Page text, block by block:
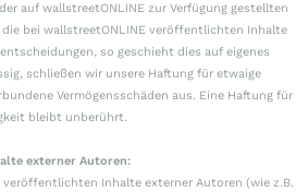
auf wallstreetONLINE zur Verfügung gestellten
bei wallstreetONLINE veröffentlichten Inhalte
so geschieht dies auf eigenes
schließen wir unsere Haftung für etwaige
Vermögensschäden aus. Eine Haftung für
bleibt unberührt.
externer Autoren:
veröffentlichten Inhalte externer Autoren (wie z.B.